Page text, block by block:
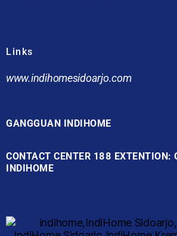
Links
www.indihomesidoarjo.com
GANGGUAN INDIHOME
CONTACT CENTER 188 EXTENTION:
INDIHOME